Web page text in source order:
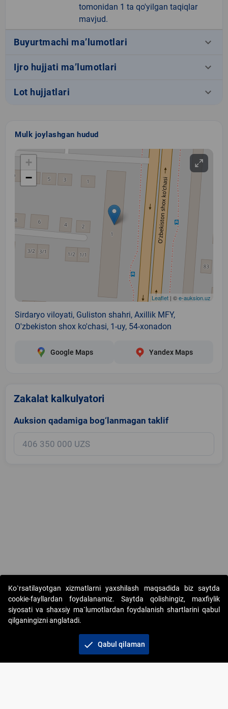
tomonidan 1 ta qo'yilgan taqiqlar
mavjud.
Buyurtmachi ma’lumotlari keyboard_arrow_down
Ijro hujjati ma’lumotlari keyboard_arrow_down
Lot hujjatlari keyboard_arrow_down
Mulk joylashgan hudud
+
−
Leaflet | ©e-auksion.uz
Sirdaryo viloyati, Guliston shahri, Axillik MFY,
O'zbekiston shox ko'chasi, 1-uy, 54-xonadon
Google Maps Yandex Maps
Zakalat kalkulyatori
Auksion qadamiga bog‘lanmagan taklif
Copyright © 2017-2026. "Elektron onlayn-auksionlarni tashkil etish"
AJ. Barcha huquqlar himoyalangan
+998 71 202-21-11
Ko`rsatilayotgan xizmatlarni yaxshilash maqsadida biz saytda
cookie-fayllardan foydalanamiz. Saytda qolishingiz, maxfiylik
siyosati va shaxsiy ma`lumotlardan foydalanish shartlarini qabul
qilganingizni anglatadi.
check Qabul qilaman